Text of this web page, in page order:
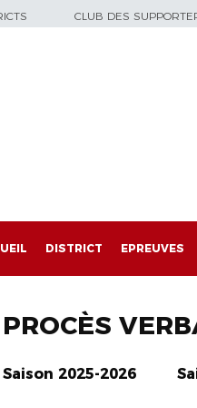
CLUB DES
DISTRICT EPREUVES
PROCÈS
Saison 2025-2026